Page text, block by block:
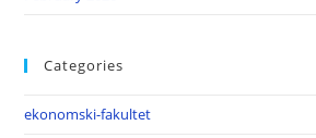
Categories
ekonomski-fakultet